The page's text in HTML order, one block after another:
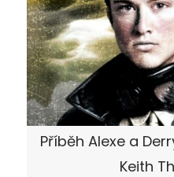
Příběh Alexe a
Keith